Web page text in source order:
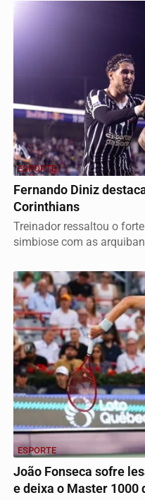
ESPORTE
Fernando Diniz
Corinthians
Treinador ressaltou o
simbiose com as
ESPORTE
João Fonseca sofre
e deixa o Master 1000